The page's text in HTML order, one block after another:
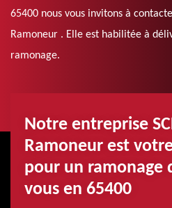
65400 nous vous invitons à
Ramoneur . Elle est habilitée à
ramonage.
Notre entreprise
Ramoneur est
pour un ramonage
vous en 65400